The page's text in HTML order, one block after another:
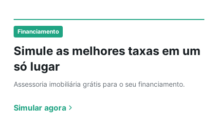
Financiamento
Simule as melhores taxas em um
só lugar
Assessoria imobiliária grátis para o seu financiamento.
Simular agora